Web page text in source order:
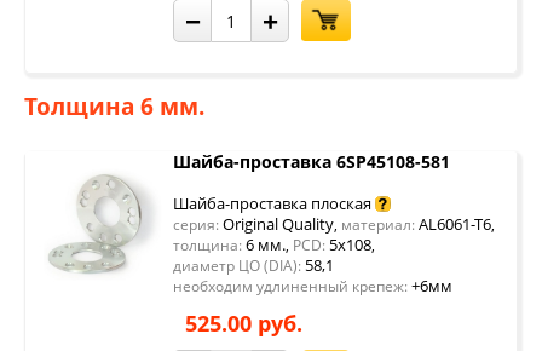
− +
Толщина 6 мм.
Шайба-проставка 6SP45108-581
Шайба-проставка плоская
серия: Original Quality, материал: AL6061-T6,
толщина: 6 мм., PCD: 5x108,
диаметр ЦО (DIA): 58,1
необходим удлиненный крепеж: +6мм
525.00 руб.